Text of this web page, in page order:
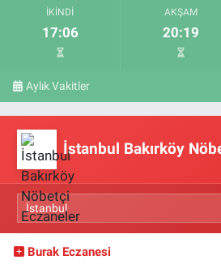
İKINDI
17:06
AKŞAM
20:19
Aylık Vakitler
İstanbul Bakırköy
Burak Eczanesi